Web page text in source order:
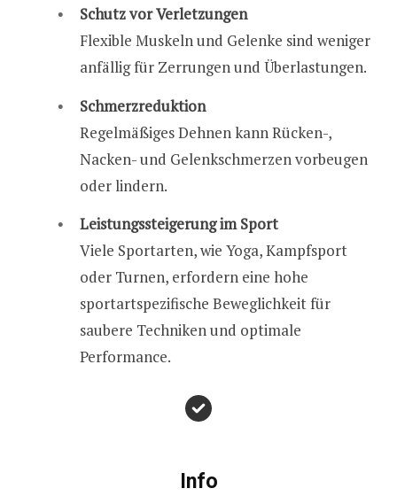
Schutz vor Verletzungen
Flexible Muskeln und Gelenke sind weniger
anfällig für Zerrungen und Überlastungen.
Schmerzreduktion
Regelmäßiges Dehnen kann Rücken-,
Nacken- und Gelenkschmerzen vorbeugen
oder lindern.
Leistungssteigerung im Sport
Viele Sportarten, wie Yoga, Kampfsport
oder Turnen, erfordern eine hohe
sportartspezifische Beweglichkeit für
saubere Techniken und optimale
Performance.
Info